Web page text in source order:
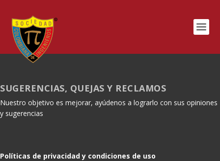
SUGERENCIAS, QUEJAS Y RECLAMOS
Nuestro objetivo es mejorar, ayúdenos a lograrlo con sus opiniones
y sugerencias
Políticas de privacidad y condiciones de uso